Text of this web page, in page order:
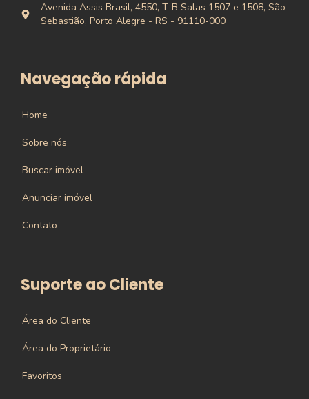
Avenida Assis Brasil, 4550, T-B Salas 1507 e 1508, São
Sebastião, Porto Alegre - RS - 91110-000
Navegação rápida
Home
Sobre nós
Buscar imóvel
Anunciar imóvel
Contato
Suporte ao Cliente
Área do Cliente
Área do Proprietário
Favoritos